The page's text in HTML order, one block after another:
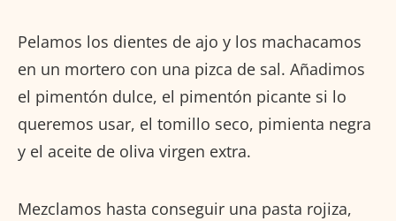
Pelamos los dientes de ajo y los machacamos
en un mortero con una pizca de sal. Añadimos
el pimentón dulce, el pimentón picante si lo
queremos usar, el tomillo seco, pimienta negra
y el aceite de oliva virgen extra.
Mezclamos hasta conseguir una pasta rojiza,